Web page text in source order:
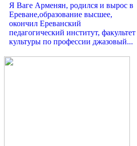
Я Ваге Арменян, родился и вырос в
Ереване,образование высшее,
окончил Ереванский
педагогический институт, факультет
культуры по профессии джазовый...